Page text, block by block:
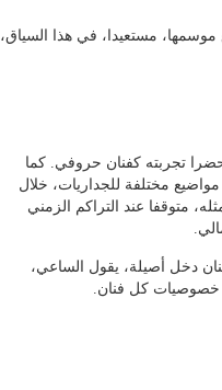
مستعيدا، في هذا السياق،
تجربته كفنان حروفي. كما
مختلفة للجداريات، خلال
متوقفا عند التراكم الزمني
دخل أصيلة، يقول الساعي،
خصوصيات كل فنان.